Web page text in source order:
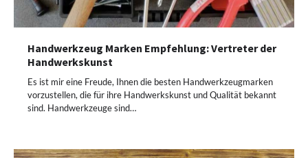
Handwerkzeug Marken Empfehlung: Vertreter der
Handwerkskunst
Es ist mir eine Freude, Ihnen die besten Handwerkzeugmarken
vorzustellen, die für ihre Handwerkskunst und Qualität bekannt
sind. Handwerkzeuge sind…